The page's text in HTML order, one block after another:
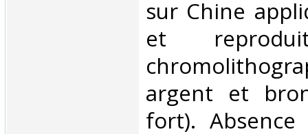
sur Chine
et
argent et
fort).